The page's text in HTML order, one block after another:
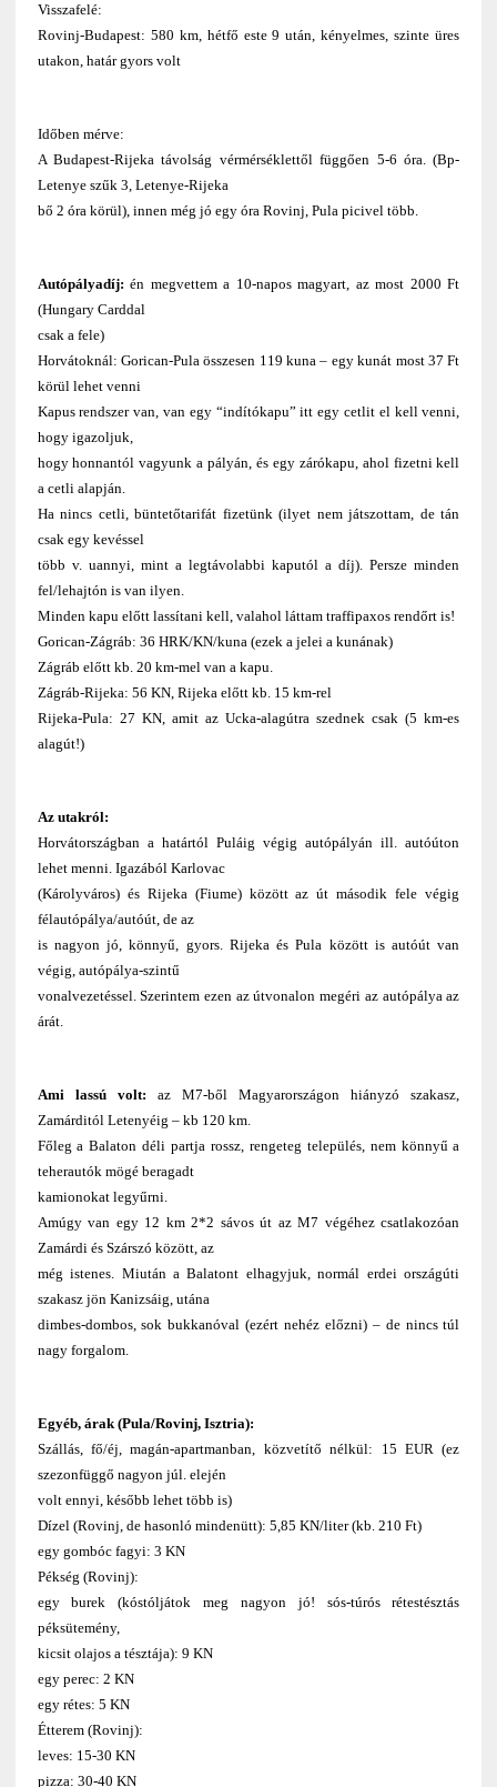
Visszafelé:
Rovinj-Budapest: 580 km, hétfő este 9 után, kényelmes, szinte üres
utakon, határ gyors volt
Időben mérve:
A Budapest-Rijeka távolság vérmérséklettől függően 5-6 óra. (Bp-
Letenye szűk 3, Letenye-Rijeka
bő 2 óra körül), innen még jó egy óra Rovinj, Pula picivel több.
Autópályadíj: én megvettem a 10-napos magyart, az most 2000 Ft
(Hungary Carddal
csak a fele)
Horvátoknál: Gorican-Pula összesen 119 kuna – egy kunát most 37 Ft
körül lehet venni
Kapus rendszer van, van egy “indítókapu” itt egy cetlit el kell venni,
hogy igazoljuk,
hogy honnantól vagyunk a pályán, és egy zárókapu, ahol fizetni kell
a cetli alapján.
Ha nincs cetli, büntetőtarifát fizetünk (ilyet nem játszottam, de tán
csak egy kevéssel
több v. uannyi, mint a legtávolabbi kaputól a díj). Persze minden
fel/lehajtón is van ilyen.
Minden kapu előtt lassítani kell, valahol láttam traffipaxos rendőrt is!
Gorican-Zágráb: 36 HRK/KN/kuna (ezek a jelei a kunának)
Zágráb előtt kb. 20 km-mel van a kapu.
Zágráb-Rijeka: 56 KN, Rijeka előtt kb. 15 km-rel
Rijeka-Pula: 27 KN, amit az Ucka-alagútra szednek csak (5 km-es
alagút!)
Az utakról:
Horvátországban a határtól Puláig végig autópályán ill. autóúton
lehet menni. Igazából Karlovac
(Károlyváros) és Rijeka (Fiume) között az út második fele végig
félautópálya/autóút, de az
is nagyon jó, könnyű, gyors. Rijeka és Pula között is autóút van
végig, autópálya-szintű
vonalvezetéssel. Szerintem ezen az útvonalon megéri az autópálya az
árát.
Ami lassú volt: az M7-ből Magyarországon hiányzó szakasz,
Zamárditól Letenyéig – kb 120 km.
Főleg a Balaton déli partja rossz, rengeteg település, nem könnyű a
teherautók mögé beragadt
kamionokat legyűrni.
Amúgy van egy 12 km 2*2 sávos út az M7 végéhez csatlakozóan
Zamárdi és Szárszó között, az
még istenes. Miután a Balatont elhagyjuk, normál erdei országúti
szakasz jön Kanizsáig, utána
dimbes-dombos, sok bukkanóval (ezért nehéz előzni) – de nincs túl
nagy forgalom.
Egyéb, árak (Pula/Rovinj, Isztria):
Szállás, fő/éj, magán-apartmanban, közvetítő nélkül: 15 EUR (ez
szezonfüggő nagyon júl. elején
volt ennyi, később lehet több is)
Dízel (Rovinj, de hasonló mindenütt): 5,85 KN/liter (kb. 210 Ft)
egy gombóc fagyi: 3 KN
Pékség (Rovinj):
egy burek (kóstóljátok meg nagyon jó! sós-túrós rétestésztás
péksütemény,
kicsit olajos a tésztája): 9 KN
egy perec: 2 KN
egy rétes: 5 KN
Étterem (Rovinj):
leves: 15-30 KN
pizza: 30-40 KN